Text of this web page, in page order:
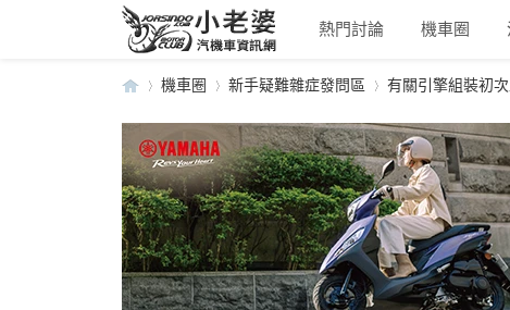
熱門討論 機車圈
小›
機車圈
›
新手疑難雜症發問區
›
有關引擎組裝初